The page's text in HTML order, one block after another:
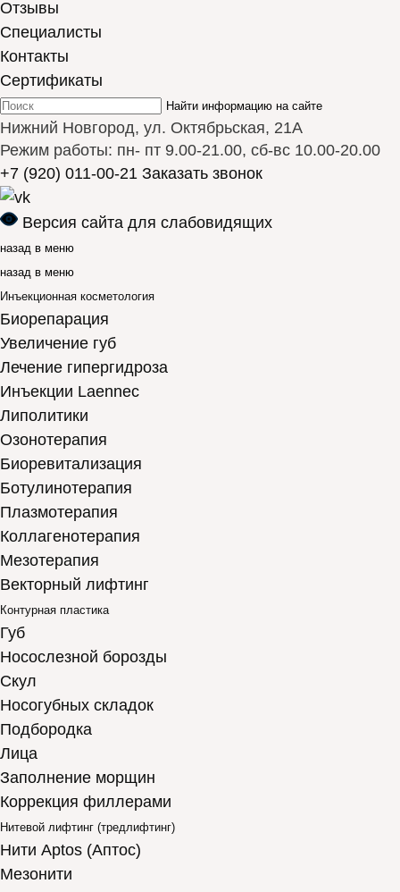
Отзывы
Cпециалисты
Контакты
Сертификаты
Найти информацию на сайте
Нижний Новгород, ул. Октябрьская, 21А
Режим работы: пн- пт 9.00-21.00, сб-вс 10.00-20.00
+7 (920) 011-00-21 Заказать звонок
Версия сайта для слабовидящих
назад в меню
назад в меню
Инъекционная косметология
Биорепарация
Увеличение губ
Лечение гипергидроза
Инъекции Laennec
Липолитики
Озонотерапия
Биоревитализация
Ботулинотерапия
Плазмотерапия
Коллагенотерапия
Мезотерапия
Векторный лифтинг
Контурная пластика
Губ
Носослезной борозды
Скул
Носогубных складок
Подбородка
Лица
Заполнение морщин
Коррекция филлерами
Нитевой лифтинг (тредлифтинг)
Нити Aptos (Аптос)
Мезонити